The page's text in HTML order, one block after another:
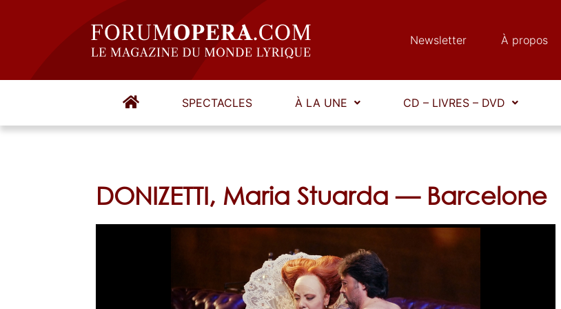
Newsletter À propos
SPECTACLES À LA UNE CD – LIVRES – DVD
DONIZETTI, Maria Stuarda — Barcelone